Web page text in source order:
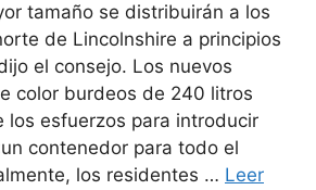
tamaño se distribuirán a los
de Lincolnshire a principios
el consejo. Los nuevos
color burdeos de 240 litros
los esfuerzos para introducir
contenedor para todo el
los residentes … Leer